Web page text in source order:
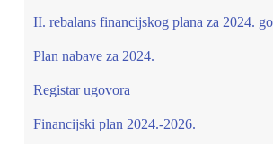
II. rebalans financijskog plana za 2024.
Plan nabave za 2024.
Registar ugovora
Financijski plan 2024.-2026.